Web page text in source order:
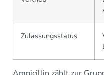
Zulassungsstatus